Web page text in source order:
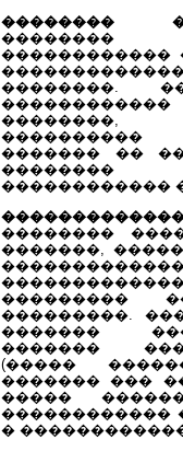
��������
��������
������������
��������.
��������,
������� ��
��������
������������
��������
�������,
���������
���������.
�������
�������
(�����
������� ���
�����
������������
�